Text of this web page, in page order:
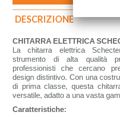
DESCRIZIONE
CHITARRA ELETTRICA
La chitarra elettrica
strumento di alta qualità
professionisti che cercano
design distintivo. Con una
di prima classe, questa
versatile, adatto a una vasta
Caratteristiche: